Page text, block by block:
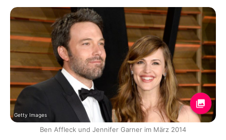
Getty Images
Ben Affleck und Jennifer Garner im März 2014